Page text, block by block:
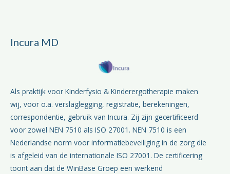
Incura MD
Als praktijk voor Kinderfysio & Kinderergotherapie maken
wij, voor o.a. verslaglegging, registratie, berekeningen,
correspondentie, gebruik van Incura. Zij zijn gecertificeerd
voor zowel NEN 7510 als ISO 27001. NEN 7510 is een
Nederlandse norm voor informatiebeveiliging in de zorg die
is afgeleid van de internationale ISO 27001. De certificering
toont aan dat de WinBase Groep een werkend